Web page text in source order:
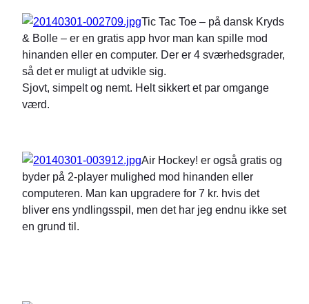
Tic Tac Toe – på dansk Kryds
& Bolle – er en gratis app hvor man kan spille mod
hinanden eller en computer. Der er 4 sværhedsgrader,
så det er muligt at udvikle sig.
Sjovt, simpelt og nemt. Helt sikkert et par omgange
værd.
Air Hockey! er også gratis og
byder på 2-player mulighed mod hinanden eller
computeren. Man kan upgradere for 7 kr. hvis det
bliver ens yndlingsspil, men det har jeg endnu ikke set
en grund til.